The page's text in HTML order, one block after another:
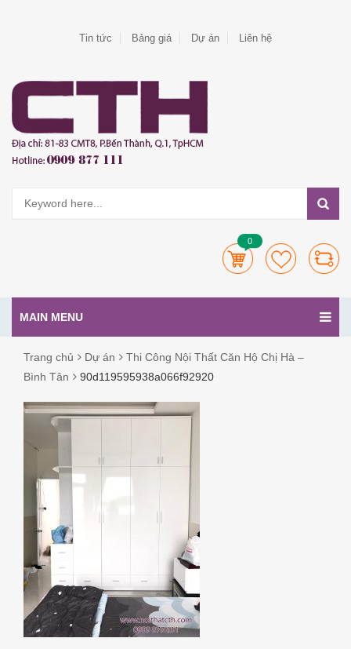
Tin tức Bảng giá Dự án Liên hệ
0
MAIN MENU
Trang chủ Dự án
Thi Công Nội Thất Căn Hộ Chị Hà –
Bình Tân
90d119595938a066f92920
90D119595938A066F92920